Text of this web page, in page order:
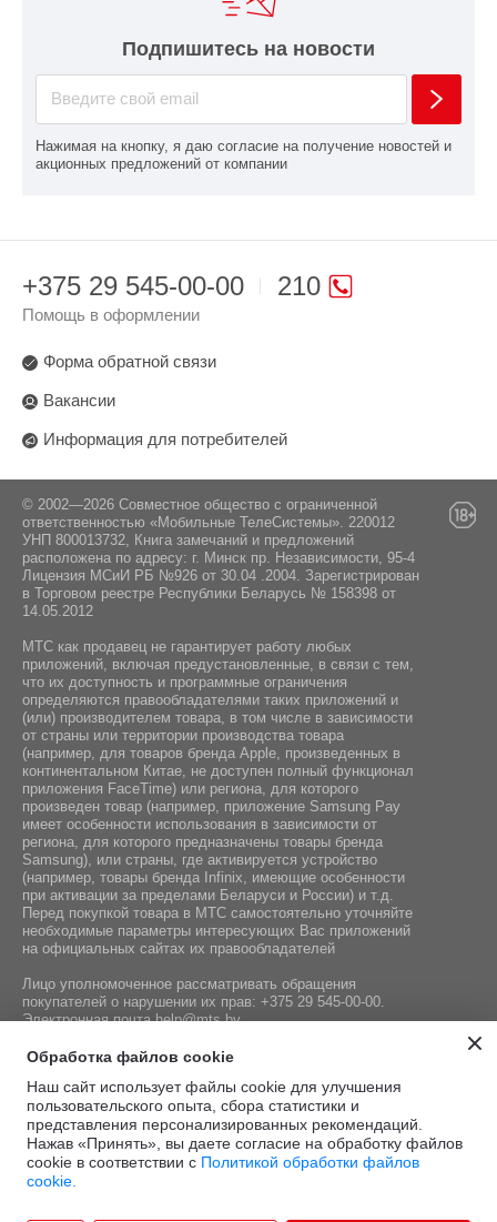
Подпишитесь на новости
Нажимая на кнопку, я даю согласие на получение новостей и
акционных предложений от компании
210
+375 29 545-00-00
Помощь в оформлении
Форма обратной связи
Вакансии
Информация для потребителей
© 2002—2026 Совместное общество с ограниченной
ответственностью «Мобильные ТелеСистемы». 220012
УНП 800013732, Книга замечаний и предложений
расположена по адресу: г. Минск пр. Независимости, 95-4
Лицензия МСиИ РБ №926 от 30.04 .2004. Зарегистрирован
в Торговом реестре Республики Беларусь № 158398 от
14.05.2012
МТС как продавец не гарантирует работу любых
приложений, включая предустановленные, в связи с тем,
что их доступность и программные ограничения
определяются правообладателями таких приложений и
(или) производителем товара, в том числе в зависимости
от страны или территории производства товара
(например, для товаров бренда Apple, произведенных в
континентальном Китае, не доступен полный функционал
приложения FaceTime) или региона, для которого
произведен товар (например, приложение Samsung Pay
имеет особенности использования в зависимости от
региона, для которого предназначены товары бренда
Samsung), или страны, где активируется устройство
(например, товары бренда Infiniх, имеющие особенности
при активации за пределами Беларуси и России) и т.д.
Перед покупкой товара в МТС самостоятельно уточняйте
необходимые параметры интересующих Вас приложений
на официальных сайтах их правообладателей
Лицо уполномоченное рассматривать обращения
покупателей о нарушении их прав: +375 29 545-00-00.
Электронная почтаhelp@mts.by
Номер телефона работников местных исполнительных и
регистрации СООО «Мобильные ТелеСистемы»,
уполномоченных рассматривать обращения покупателей:
+375 17 215-14-65
Условия
Обработка файлов cookie
Наш сайт использует файлы cookie для улучшения
пользовательского опыта, сбора статистики и
представления персонализированных рекомендаций.
Нажав «Принять», вы даете согласие на обработку файлов
cookie в соответствии с Политикой обработки файлов
cookie.